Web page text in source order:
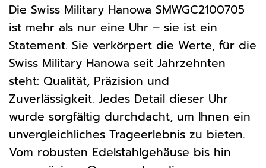
Die Swiss Military Hanowa SMWGC2100705
ist mehr als nur eine Uhr – sie ist ein
Statement. Sie verkörpert die Werte, für die
Swiss Military Hanowa seit Jahrzehnten
steht: Qualität, Präzision und
Zuverlässigkeit. Jedes Detail dieser Uhr
wurde sorgfältig durchdacht, um Ihnen ein
unvergleichliches Trageerlebnis zu bieten.
Vom robusten Edelstahlgehäuse bis hin